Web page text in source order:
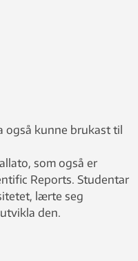
også kunne brukast til
som også er
Reports. Studentar
lærte seg
den.